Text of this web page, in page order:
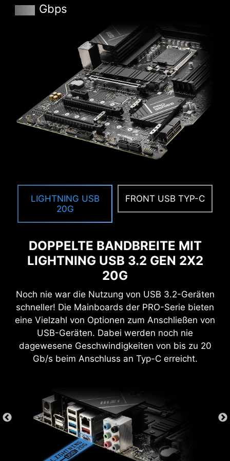
Gbps
LIGHTNING USB
20G
FRONT USB TYP-C
DOPPELTE BANDBREITE MIT
LIGHTNING USB 3.2 GEN 2X2
20G
Noch nie war die Nutzung von USB 3.2-Geräten
schneller! Die Mainboards der PRO-Serie bieten
eine Vielzahl von Optionen zum Anschließen von
USB-Geräten. Dabei werden noch nie
dagewesene Geschwindigkeiten von bis zu 20
Gb/s beim Anschluss an Typ-C erreicht.
wenigen Minuten über das CMOS Setup-
HARDWARE MONITOR
Erhalte sofortigen Zugriff auf deine wichtigen
Hardwareinformationen in Echtzeit, darunter
Temperatur, Speicherkapazität,
Taktgeschwindigkeit und Spannung.
MEMORY TRY IT
Hole extrem hohe Geschwindigkeiten aus
deinem Arbeitsspeicher heraus und erziele eine
SEARCH & FAVORITES
Eine dauerhafte Such- und Favoritenoption in
der oberen rechten Ecke ermöglicht es dir,
SYSTEM SICHERHEIT
Alle MSI PRO-Mainboards verfügen über eine
Sicherheitsfunktion im BIOS, um private Dateien
zu schützen, egal ob es sich um geschäftliche
oder alltägliche Nutzung handelt.
Sicherheitsstandard, der
sicherstellt, dass ein Gerät nur
Software startet, die als
vertrauenswürdig gilt. Wenn der PC
startet, überprüft die Firmware die